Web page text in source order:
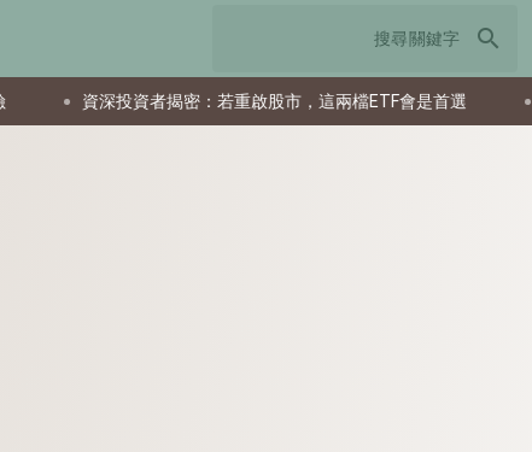
search
資深投資者揭密：若重啟股市，這兩檔ETF會是首選 父親節